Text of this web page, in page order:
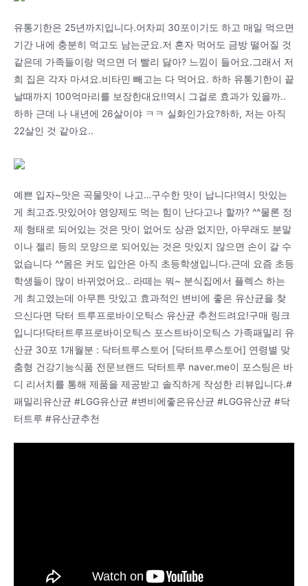
유통기한은 25년까지입니다.어차피 30포이기도 하고 매일 먹으면
기간 내에 충분히 먹고도 남는군요.저 혼자 먹어도 금방 떨어질 것
같은데 가족들이랑 먹으면 더 빨리 닳아? 느낌이 들어요.그래서 저
희 집은 각자 마셔요.비타민 빼고는 다 먹어요. 하하 유통기한이 끝
날때까지 100억마리를 보장한대요!!역시 그걸로 효과가 있을까..
하하 근데 나 내년에 26살이야 ㅋㅋ 실화인가요?하하, 저는 아직
22살인 것 같아요..
예쁜 입자~맛은 곡물맛이 나고…구수한 맛이 납니다!역시 맛있는
게 최고죠.맛있어야 영양제도 먹는 힘이 난다고나 할까? ^^물론 정
제 형태로 되어있는 것은 맛이 없어도 상관 없지만, 아무래도 분말
이나 젤리 등의 모양으로 되어있는 것은 맛있지 않으면 손이 갈 수
없습니다 ^^몸은 커도 입안은 아직 초등학생입니다.근데 요즘 초등
학생들이 많이 바뀌었어요.. 라떼는 뭐~ 분식집에서 플렉스 하는
게 최고였는데 아무튼 맛있고 효과적인 변비에 좋은 유산균을 찾
으신다면 닥터 트루프로바이오틱스 유산균 추천드려요!구매 링크
입니다!닥터트루프로바이오틱스 포스트바이오틱스 가족패밀리 유
산균 30포 1개월분 : 닥터트루스토어 [닥터트루스토어] 연령별 맞
춤형 건강기능식품 전문브랜드 닥터트루 naver.me이 포스팅은 바
디 리서치를 통해 제품을 제공받고 솔직하게 작성한 리뷰입니다.#
패밀리유산균 #LGG유산균 #변비에좋은유산균 #LGG유산균 #닥
터트루 #유산균추천